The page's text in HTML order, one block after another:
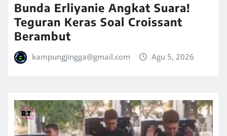
Bunda Erliyanie Angkat Suara!
Teguran Keras Soal Croissant
Berambut
kampungjingga@gmail.com Agu 5, 2026